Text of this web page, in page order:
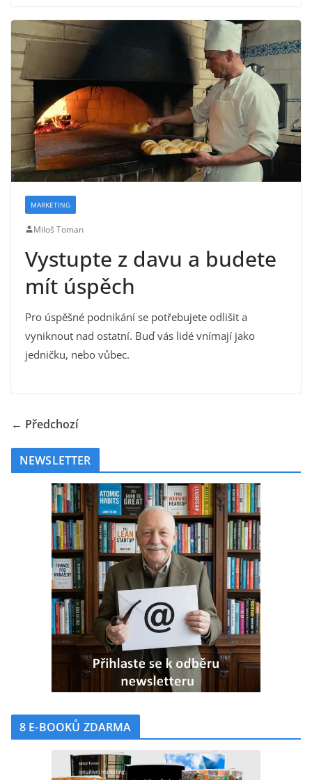
MARKETING
Miloš Toman
Vystupte z davu a budete
mít úspěch
Pro úspěšné podnikání se potřebujete odlišit a
vyniknout nad ostatní. Buď vás lidé vnímají jako
jedničku, nebo vůbec.
← Předchozí
NEWSLETTER
8 E-BOOKŮ ZDARMA